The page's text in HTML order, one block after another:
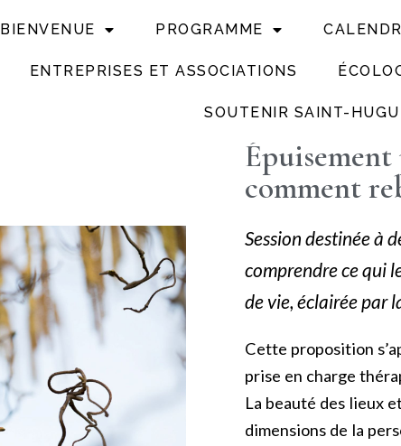
BIENVENUE PROGRAMME
ENTREPRISES ET ASSOCIATIONS
SOUTENIR SAINT-
comment
Session destinée à
comprendre ce qui
de vie, éclairée par
Cette proposition
prise en charge
La beauté des lieux
dimensions de la